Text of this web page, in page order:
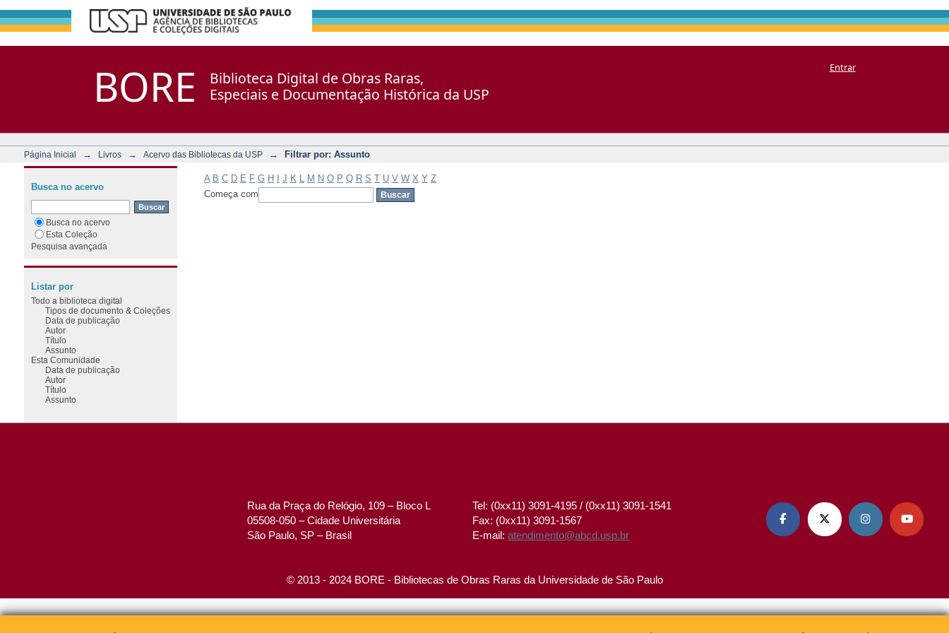
BORE
Biblioteca Digital de Obras Raras,
Especiais e Documentação Histórica da USP
Entrar
Página Inicial → Livros → Acervo das Bibliotecas da USP → Filtrar por: Assunto
A B C D E F G H J K M N O P Q R S T U V W X Y Z
Começa com
Busca no acervo
Busca no acervo
Esta Coleção
Pesquisa avançada
Listar por
Todo a biblioteca digital
Tipos de documento & Coleções
Data de publicação
Autor
Título
Assunto
Esta Comunidade
Data de publicação
Autor
Título
Assunto
Rua da Praça do Relógio, 109 – Bloco L
05508-050 – Cidade Universitária
São Paulo, SP – Brasil
Tel: (0xx11) 3091-4195 / (0xx11) 3091-1541
Fax: (0xx11) 3091-1567
E-mail:atendimento@abcd.usp.br
   
© 2013 - 2024 BORE - Bibliotecas de Obras Raras da Universidade de São Paulo